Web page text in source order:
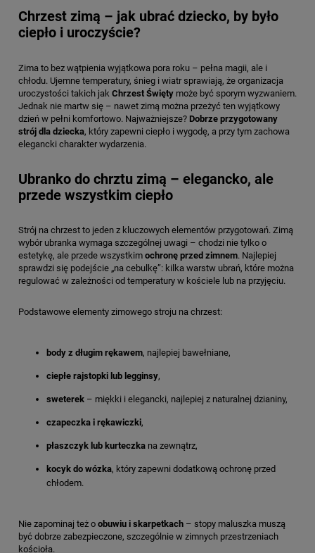
Chrzest zimą – jak ubrać dziecko, by było
ciepło i uroczyście?
Zima to bez wątpienia wyjątkowa pora roku – pełna magii, ale i
chłodu. Ujemne temperatury, śnieg i wiatr sprawiają, że organizacja
uroczystości takich jak Chrzest Święty może być sporym wyzwaniem.
Jednak nie martw się – nawet zimą można przeżyć ten wyjątkowy
dzień w pełni komfortowo. Najważniejsze? Dobrze przygotowany
strój dla dziecka, który zapewni ciepło i wygodę, a przy tym zachowa
elegancki charakter wydarzenia.
Ubranko do chrztu zimą – elegancko, ale
przede wszystkim ciepło
Strój na chrzest to jeden z kluczowych elementów przygotowań. Zimą
wybór ubranka wymaga szczególnej uwagi – chodzi nie tylko o
estetykę, ale przede wszystkim ochronę przed zimnem. Najlepiej
sprawdzi się podejście „na cebulkę”: kilka warstw ubrań, które można
regulować w zależności od temperatury w kościele lub na przyjęciu.
Podstawowe elementy zimowego stroju na chrzest:
body z długim rękawem, najlepiej bawełniane,
ciepłe rajstopki lub legginsy,
sweterek – miękki i elegancki, najlepiej z naturalnej dzianiny,
czapeczka i rękawiczki,
płaszczyk lub kurteczka na zewnątrz,
kocyk do wózka, który zapewni dodatkową ochronę przed
chłodem.
Nie zapominaj też o obuwiu i skarpetkach – stopy maluszka muszą
być dobrze zabezpieczone, szczególnie w zimnych przestrzeniach
kościoła.